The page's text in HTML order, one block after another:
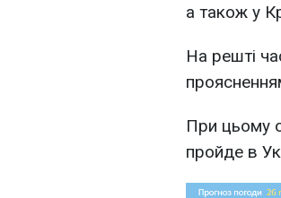
а також у
На решті
При цьому
пройде в